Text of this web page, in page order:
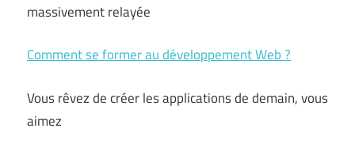
massivement relayée
Comment se former au développement Web ?
Vous rêvez de créer les applications de demain, vous
aimez